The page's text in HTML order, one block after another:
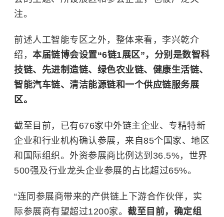
注。
前述人工智能专区之外，整体来看，李兴乾介
绍， 本届链博会设置“6链1展区”，分别是数智科
技链、先进制造链、绿色农业链、健康生活链、
智能汽车链、清洁能源链和一个供应链服务展
区。
截至目前，已有676家中外链主企业、专精特新
企业和行业机构确认参展，来自85个国家、地区
和国际组织。外资参展商比例达到36.5%，世界
500强及行业龙头企业参展的占比超过65%。
“连同参展商带来的产供链上下游合作伙伴，实
际参展商有望超过1200家。 截至目前，确定组